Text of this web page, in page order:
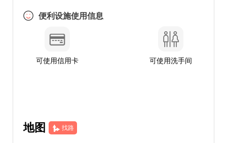
便利设施使用信息
可使用信用卡 可使用洗手间
地图 找路